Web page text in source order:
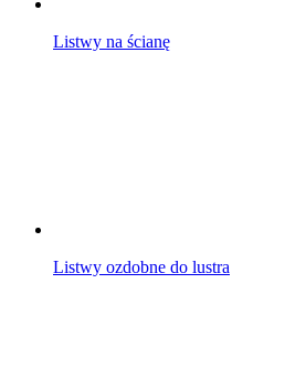
Listwy na ścianę
Listwy ozdobne do lustra